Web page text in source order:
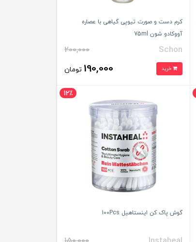
کرم دست و صورت تیوپی گیاهی با عصاره
آووکادو شون 75ml
Schon
200,000
خرید 190,000 تومان
12٪
گوش پاک کن اینستاهیل 100Pcs